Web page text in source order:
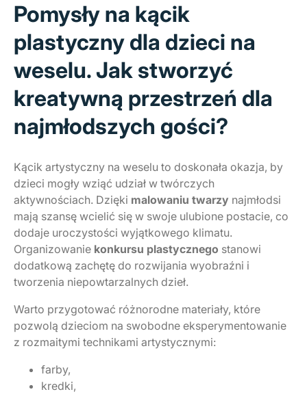
Pomysły na kącik
plastyczny dla dzieci na
weselu. Jak stworzyć
kreatywną przestrzeń dla
najmłodszych gości?
Kącik artystyczny na weselu to doskonała okazja, by
dzieci mogły wziąć udział w twórczych
aktywnościach. Dzięki malowaniu twarzy najmłodsi
mają szansę wcielić się w swoje ulubione postacie, co
dodaje uroczystości wyjątkowego klimatu.
Organizowanie konkursu plastycznego stanowi
dodatkową zachętę do rozwijania wyobraźni i
tworzenia niepowtarzalnych dzieł.
Warto przygotować różnorodne materiały, które
pozwolą dzieciom na swobodne eksperymentowanie
z rozmaitymi technikami artystycznymi:
farby,
kredki,